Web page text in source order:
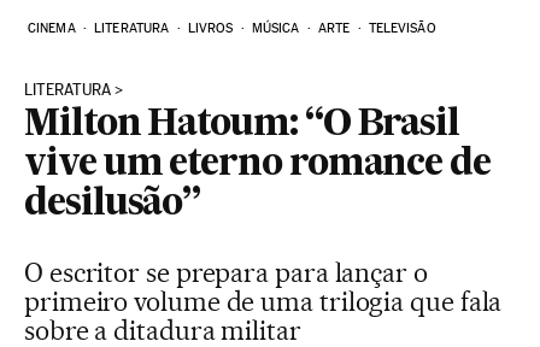
CINEMA LITERATURA LIVROS MÚSICA ARTE TELEVISÃO
LITERATURA
Milton Hatoum: “O Brasil
vive um eterno romance de
desilusão”
O escritor se prepara para lançar o
primeiro volume de uma trilogia que fala
sobre a ditadura militar